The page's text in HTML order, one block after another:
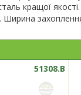
кращої
Ширина
51308.B